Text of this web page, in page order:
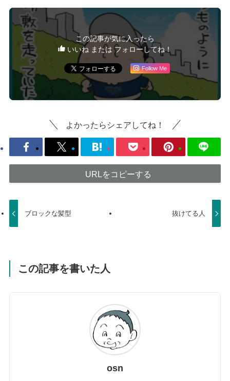
この記事が気に入ったら
いいね または フォローしてね！
Follow Me
よかったらシェアしてね！
URLをコピーする
ブロックな髪型 抜けてる人
この記事を書いた人
osn